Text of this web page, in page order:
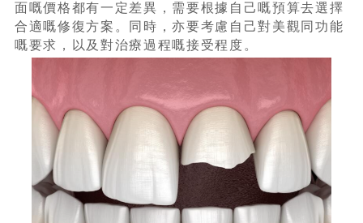
面嘅價格都有一定差異，需要根據自己嘅預算去選擇
合適嘅修復方案。同時，亦要考慮自己對美觀同功能
嘅要求，以及對治療過程嘅接受程度。